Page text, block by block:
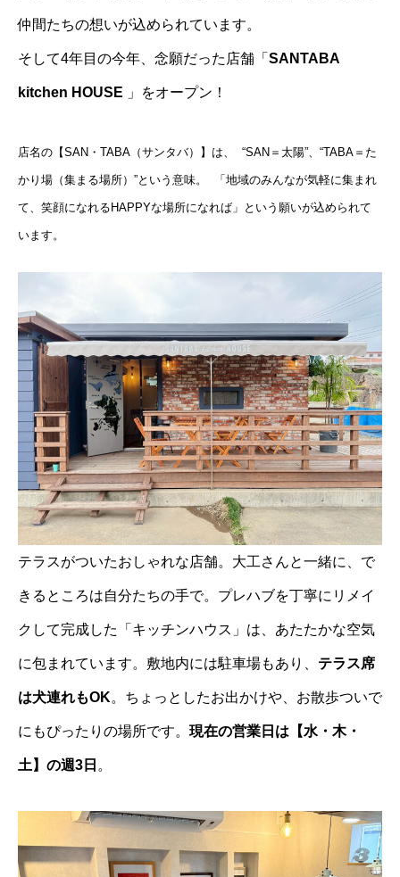
仲間たちの想いが込められています。
そして4年目の今年、念願だった店舗「 SANTABA
kitchen HOUSE 」をオープン！
店名の【SAN・TABA（サンタバ）】は、 “SAN＝太陽”、“TABA＝た
かり場（集まる場所）”という意味。 「地域のみんなが気軽に集まれ
て、笑顔になれるHAPPYな場所になれば」という願いが込められて
います。
テラスがついたおしゃれな店舗。大工さんと一緒に、で
きるところは自分たちの手で。プレハブを丁寧にリメイ
クして完成した「キッチンハウス」は、あたたかな空気
に包まれています。敷地内には駐車場もあり、 テラス席
は犬連れもOK。ちょっとしたお出かけや、お散歩ついで
にもぴったりの場所です。 現在の営業日は【水・木・
土】の週3日 。